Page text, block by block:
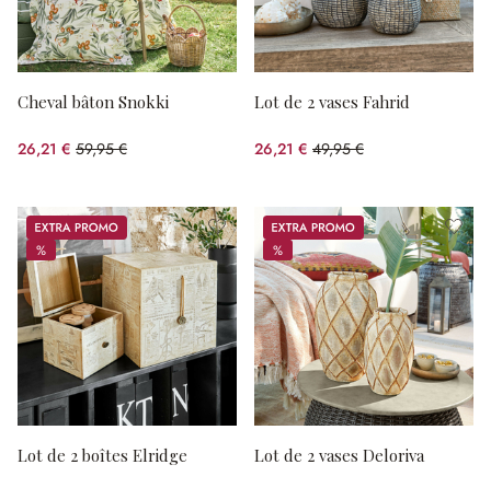
Cheval bâton Snokki
26,21 € 59,95 €
(56.28%spared)
Lot de 2 vases Fahrid
26,21 € 49,95 €
(47.53%spared)
Promos
%
%
Lot de 2 boîtes Elridge
Promos
%
%
Lot de 2 vases Deloriva